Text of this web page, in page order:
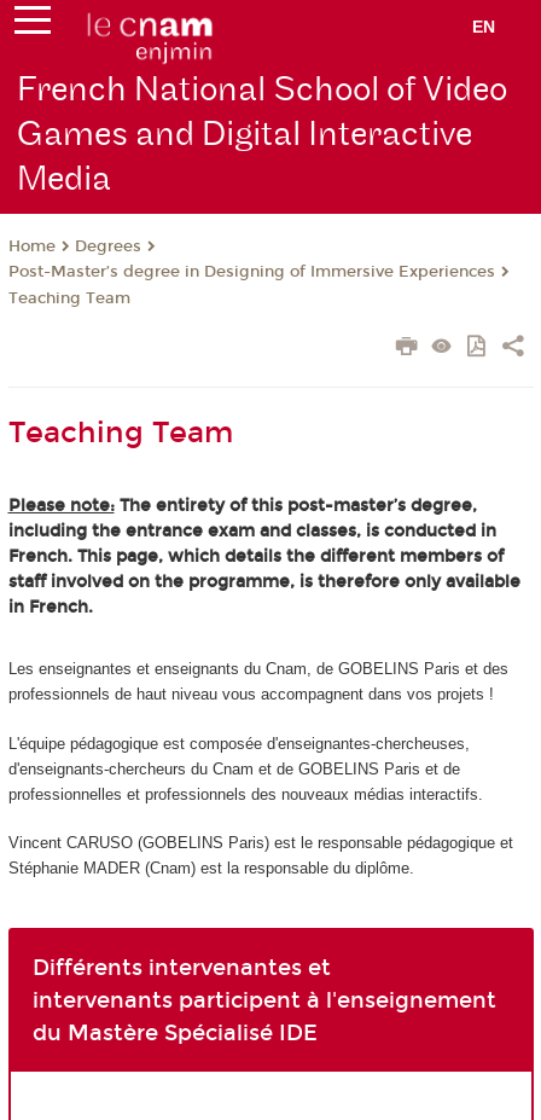
EN
French National School of Video
Games and Digital Interactive
Media
Home
Degrees
Post-Master’s degree in Designing of Immersive Experiences
Teaching Team
Teaching Team
Please note:The entirety of this post-master’s degree,
including the entrance exam and classes, is conducted in
French. This page, which details the different members of
staff involved on the programme, is therefore only available
in French.
Les enseignantes et enseignants du Cnam, de GOBELINS Paris et des
professionnels de haut niveau vous accompagnent dans vos projets !
L'équipe pédagogique est composée d'enseignantes-chercheuses,
d'enseignants-chercheurs du Cnam et de GOBELINS Paris et de
professionnelles et professionnels des nouveaux médias interactifs.
Vincent CARUSO (GOBELINS Paris) est le responsable pédagogique et
Stéphanie MADER (Cnam) est la responsable du diplôme.
Différents intervenantes et
intervenants participent à l'enseignement
du Mastère Spécialisé IDE